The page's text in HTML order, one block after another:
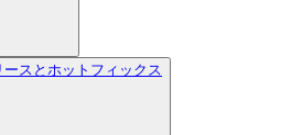
スとホットフィックス